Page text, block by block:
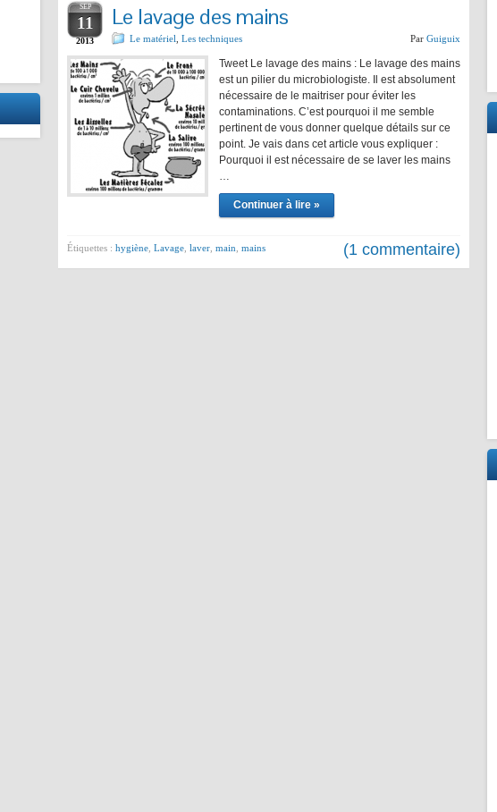
SEP
11
2013
Le lavage des mains
Le matériel Les techniques Par Guiguix
Tweet Le lavage des mains : Le lavage des mains
est un pilier du microbiologiste. Il est absolument
nécessaire de le maitriser pour éviter les
contaminations. C’est pourquoi il me semble
pertinent de vous donner quelque détails sur ce
point. Je vais dans cet article vous expliquer :
Pourquoi il est nécessaire de se laver les mains
…
Continuer à lire »
Étiquettes : hygiène Lavage laver main mains (1 commentaire)